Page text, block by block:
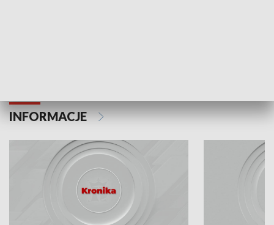
INFORMACJE